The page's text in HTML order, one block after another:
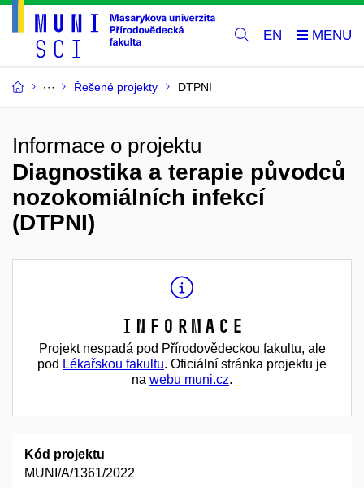
EN
Řešené projekty DTPNI
Informace o projektu
Diagnostika a terapie původců
nozokomiálních infekcí
(DTPNI)
Informace
Projekt nespadá pod Přírodovědeckou fakultu, ale
pod Lékařskou fakultu. Oficiální stránka projektu je
na webu muni.cz.
Kód projektu
MUNI/A/1361/2022